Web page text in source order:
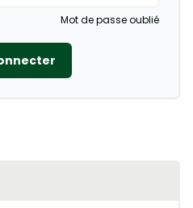
Mot de passe oublié